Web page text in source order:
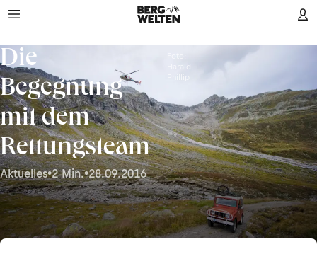
Die
Begegnung
mit dem
Rettungsteam
Aktuelles•2 Min.•28.09.2016
Harald
Phillip